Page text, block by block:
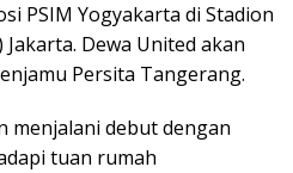
PSIM Yogyakarta di Stadion
Dewa United akan
Persita Tangerang.
menjalani debut dengan
tuan rumah